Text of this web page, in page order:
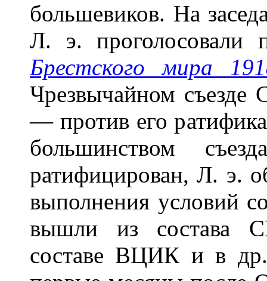
большевиков. На
Л. э. проголосовали
Брестского мира
Чрезвычайном
— против его
большинством
ратифицирован, Л. э.
выполнения условий
вышли из состава
составе ВЦИК и в др.